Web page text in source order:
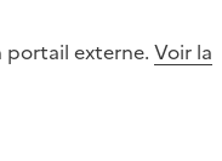
portail externe. Voir la